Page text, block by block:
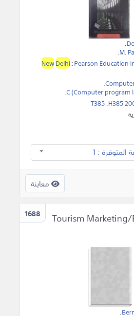
.
M.
.
NewDelhi:Pearson Education
.
C (Computer program
.
T385 .H385
المتوفرة : 1
معاينة
1688
Tourism
.